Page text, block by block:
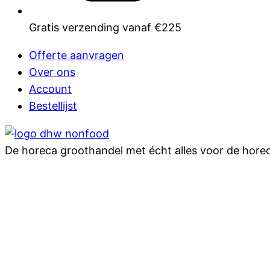
Gratis verzending vanaf €225
Offerte aanvragen
Over ons
Account
Bestellijst
De horeca groothandel met écht alles voor de